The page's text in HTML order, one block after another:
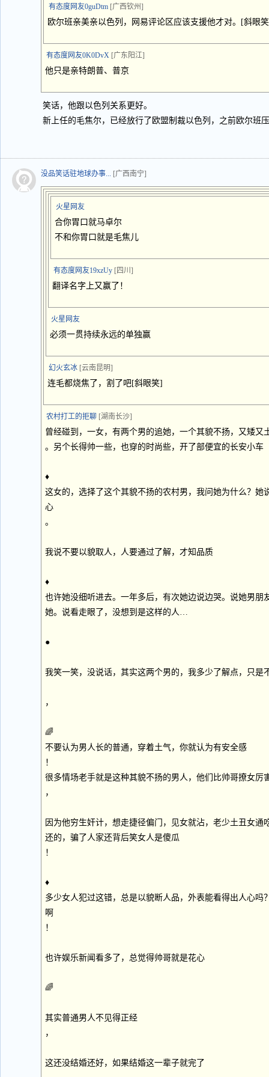
有态度网友0guDtm [广西钦州]
欧尔班亲美亲以色列，网易评论区应该支援他才对。[斜眼
有态度网友0K0DvX [广东阳江]
他只是亲特朗普、普京
笑话，他跟以色列关系更好。
新上任的毛焦尔，已经放行了欧盟制裁以色列，之前欧尔班
没品笑话驻地球办事... [广西南宁]
火星网友
合你胃口就马卓尔
不和你胃口就是毛焦儿
有态度网友19xzUy [四川]
翻译名字上又赢了！
火星网友
必须一贯持续永远的单独赢
幻火玄冰 [云南昆明]
连毛都烧焦了，割了吧[斜眼笑]
农村打工的拒聊 [湖南长沙]
曾经碰到，一女，有两个男的追她，一个其貌不扬，又矮又
。另个长得帅一些，也穿的时尚些，开了部便宜的长安小车
♦
这女的，选择了这个其貌不扬的农村男，我问她为什么？她
心
。
我说不要以貌取人，人要通过了解，才知品质
♦
也许她没细听进去。一年多后，有次她边说边哭。说她男朋
她。说看走眼了，没想到是这样的人…
●
我笑一笑，没说话，其实这两个男的，我多少了解点，只是
，
🌈
不要认为男人长的普通，穿着土气，你就认为有安全感
！
很多情场老手就是这种其貌不扬的男人，他们比帅哥撩女厉
，
因为他穷生奸计，想走捷径偏门，见女就沾，老少土丑女通
还的，骗了人家还背后笑女人是傻瓜
！
♦
多少女人犯过这错，总是以貌断人品，外表能看得出人心吗
啊
！
也许娱乐新闻看多了，总觉得帅哥就是花心
🌈
其实普通男人不见得正经
，
这还没结婚还好，如果结婚这一辈子就完了